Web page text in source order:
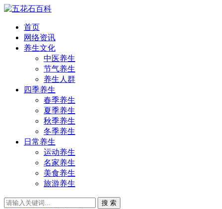
首页
网络资讯
养生文化
中医养生
节气养生
养生人群
四季养生
春季养生
夏季养生
秋季养生
冬季养生
日常养生
运动养生
名家养生
美食养生
旅游养生
搜 索